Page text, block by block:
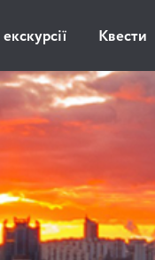
екскурсії Квести